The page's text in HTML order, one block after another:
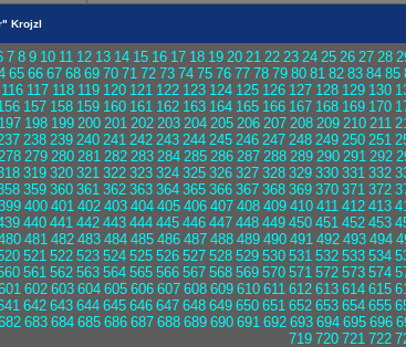
Krojzl
7 8 9 10 11 12 13 14 15 16 17 18 19 20 21 22 23 24 25 26 27 28
65 66 67 68 69 70 71 72 73 74 75 76 77 78 79 80 81 82 83 84 85
116 117 118 119 120 121 122 123 124 125 126 127 128 129 130
157 158 159 160 161 162 163 164 165 166 167 168 169 170
197 198 199 200 201 202 203 204 205 206 207 208 209 210 211
238 239 240 241 242 243 244 245 246 247 248 249 250 251
279 280 281 282 283 284 285 286 287 288 289 290 291 292
319 320 321 322 323 324 325 326 327 328 329 330 331 332
359 360 361 362 363 364 365 366 367 368 369 370 371 372
400 401 402 403 404 405 406 407 408 409 410 411 412 413
440 441 442 443 444 445 446 447 448 449 450 451 452 453
481 482 483 484 485 486 487 488 489 490 491 492 493 494
521 522 523 524 525 526 527 528 529 530 531 532 533 534
561 562 563 564 565 566 567 568 569 570 571 572 573 574
602 603 604 605 606 607 608 609 610 611 612 613 614 615
642 643 644 645 646 647 648 649 650 651 652 653 654 655
683 684 685 686 687 688 689 690 691 692 693 694 695 696
719 720 721 722